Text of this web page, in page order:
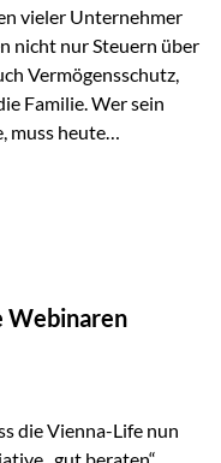
vieler Unternehmer
nicht nur Steuern über
Vermögensschutz,
Familie. Wer sein
muss heute
und verfasst
verbindet.
scheitert Viele
Das kann zu
Streitigkeiten
Immobilien…
Webinaren
die Vienna-Life nun